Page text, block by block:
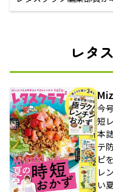
レタ
今
短
本
テ
ピ
レ
い